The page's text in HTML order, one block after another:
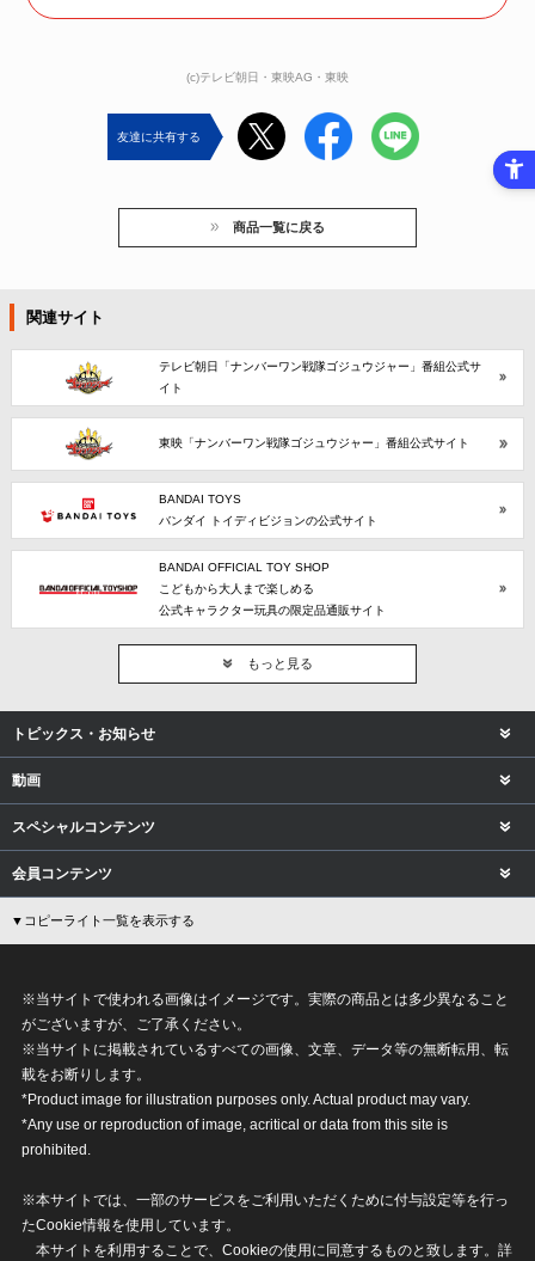
(c)テレビ朝日・東映AG・東映
友達に共有する
商品一覧に戻る
関連サイト
テレビ朝日「ナンバーワン戦隊ゴジュウジャー」番組公式サ
イト
東映「ナンバーワン戦隊ゴジュウジャー」番組公式サイト
BANDAI TOYS
バンダイ トイディビジョンの公式サイト
BANDAI OFFICIAL TOY SHOP
こどもから大人まで楽しめる
公式キャラクター玩具の限定品通販サイト
もっと見る
トピックス・お知らせ
動画
スペシャルコンテンツ
会員コンテンツ
▼コピーライト一覧を表示する
※当サイトで使われる画像はイメージです。実際の商品とは多少異なること
がございますが、ご了承ください。
※当サイトに掲載されているすべての画像、文章、データ等の無断転用、転
載をお断りします。
*Product image for illustration purposes only. Actual product may vary.
*Any use or reproduction of image, acritical or data from this site is
prohibited.
※本サイトでは、一部のサービスをご利用いただくために付与設定等を行っ
たCookie情報を使用しています。
本サイトを利用することで、Cookieの使用に同意するものと致します。詳